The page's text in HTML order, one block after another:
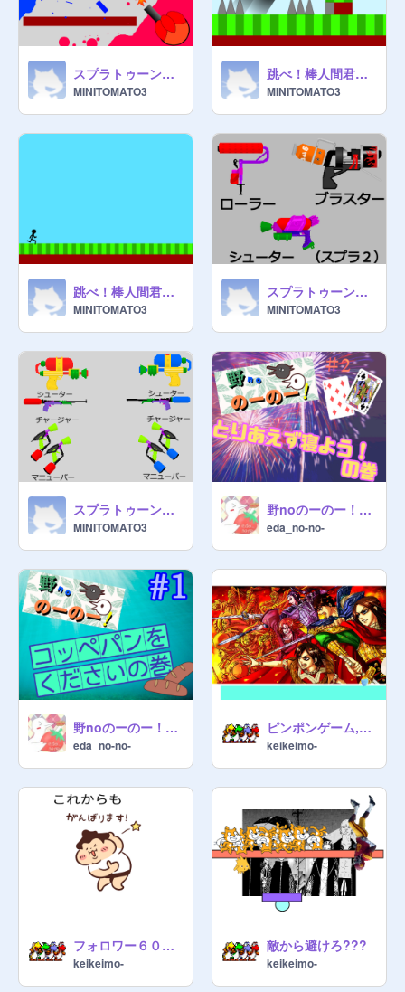
スプラトゥーン 2人用
MINITOMATO3
跳べ！棒人間君 Jump game
MINITOMATO3
跳べ！棒人間君 Jump game easy version
MINITOMATO3
スプラトゥーン 武器素材 第２弾
MINITOMATO3
スプラトゥーン 武器素材 第１弾
MINITOMATO3
野noのーのー！ #2とりあえず寝よう！の巻
eda_no-no-
野noのーのー！ ＃1コッペパンをくださいの巻
eda_no-no-
ピンポンゲーム,むずかしい＠
keikeimo-
フォロワー６０人記念！！！！！
keikeimo-
敵から避けろ???
keikeimo-